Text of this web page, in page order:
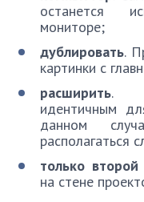
останется
мониторе;
дублировать.
картинки с
расширить.
идентичным
данном
располагаться
только второй
на стене